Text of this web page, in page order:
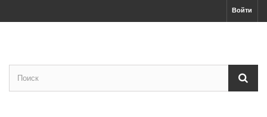
Войти